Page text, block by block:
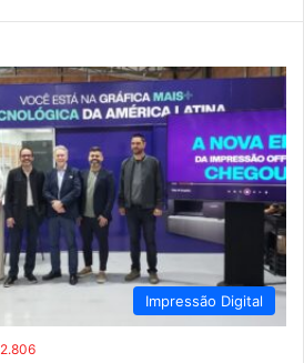
Impressão Digital
2.806